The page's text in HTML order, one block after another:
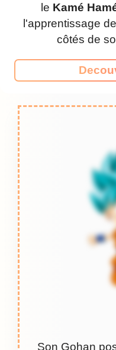
le Kamé
l'apprentissage
côtés de
Son Gohan